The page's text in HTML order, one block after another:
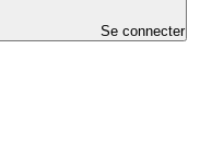
Se connecter